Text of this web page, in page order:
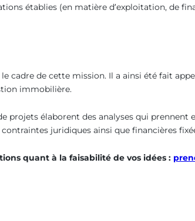
établies (en matière d’exploitation, de
cadre de cette mission. Il a ainsi été fait
immobilière.
élaborent des analyses qui prennent
juridiques ainsi que financières
quant à la faisabilité de vos idées :